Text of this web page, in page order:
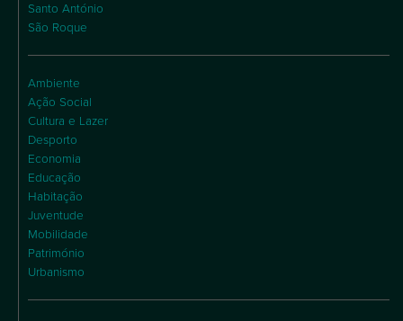
Santo António
São Roque
Ambiente
Ação Social
Cultura e Lazer
Desporto
Economia
Educação
Habitação
Juventude
Mobilidade
Património
Urbanismo